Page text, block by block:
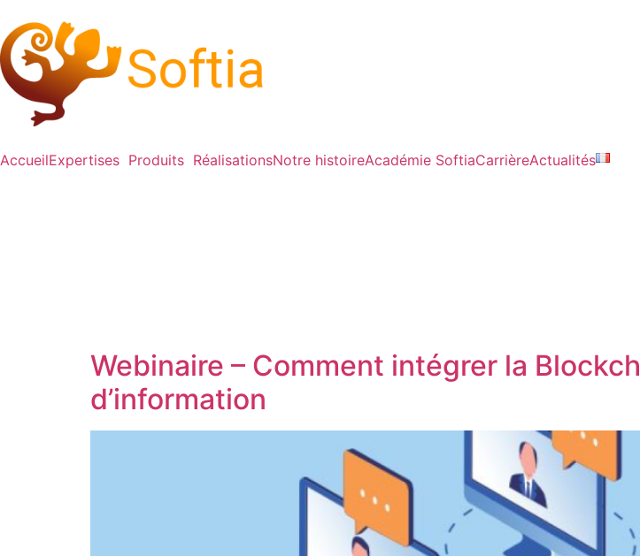
AccueilExpertises Produits RéalisationsNotre histoireAcadémie SoftiaCarrièreActualités
Webinaire – Comment intégrer la
d’information